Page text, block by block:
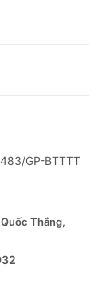
GP-BTTTT
Thắng,